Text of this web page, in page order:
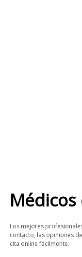
Médicos
Los mejores
contacto, las opiniones
cita online fácilmente.